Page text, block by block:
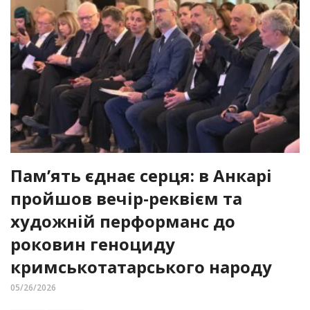
Пам’ять єднає серця: в Анкарі
пройшов вечір-реквієм та
художній перформанс до
роковин геноциду
кримськотатарського народу
05/26/2026